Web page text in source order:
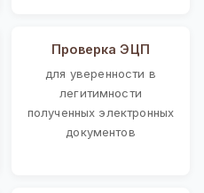
Проверка ЭЦП
для уверенности в
легитимности
полученных электронных
документов